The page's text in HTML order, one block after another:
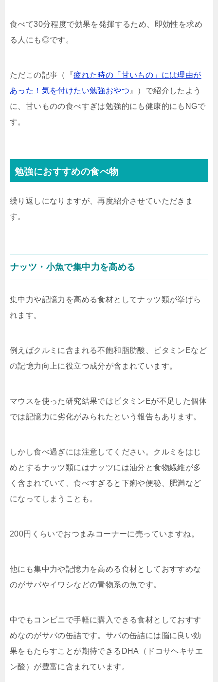
食べて30分程度で効果を発揮するため、即効性を求め
る人にも◎です。
ただこの記事（『疲れた時の「甘いもの」には理由が
あった！気を付けたい勉強おやつ 』）で紹介したよう
に、甘いものの食べすぎは勉強的にも健康的にもNGで
す。
勉強におすすめの食べ物
繰り返しになりますが、再度紹介させていただきま
す。
ナッツ・小魚で集中力を高める
集中力や記憶力を高める食材としてナッツ類が挙げら
れます。
例えばクルミに含まれる不飽和脂肪酸、ビタミンEなど
の記憶力向上に役立つ成分が含まれています。
マウスを使った研究結果ではビタミンEが不足した個体
では記憶力に劣化がみられたという報告もあります。
しかし食べ過ぎには注意してください。クルミをはじ
めとするナッツ類にはナッツには油分と食物繊維が多
く含まれていて、食べすぎると下痢や便秘、肥満など
になってしまうことも。
200円くらいでおつまみコーナーに売っていますね。
他にも集中力や記憶力を高める食材としておすすめな
のがサバやイワシなどの青物系の魚です。
中でもコンビニで手軽に購入できる食材としておすす
めなのがサバの缶詰です。サバの缶詰には脳に良い効
果をもたらすことが期待できるDHA（ドコサヘキサエ
ン酸）が豊富に含まれています。